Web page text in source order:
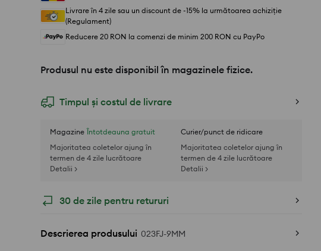
Livrare în 4 zile sau un discount de -15% la următoarea achiziție
(Regulament)
Reducere 20 RON la comenzi de minim 200 RON cu PayPo
Produsul nu este disponibil în magazinele fizice.
Timpul și costul de livrare
Magazine Întotdeauna gratuit
Majoritatea coletelor ajung în
termen de 4 zile lucrătoare
Detalii >
Curier/punct de ridicare
Majoritatea coletelor ajung în
termen de 4 zile lucrătoare
Detalii >
30 de zile pentru retururi
Descrierea produsului 023FJ-9MM